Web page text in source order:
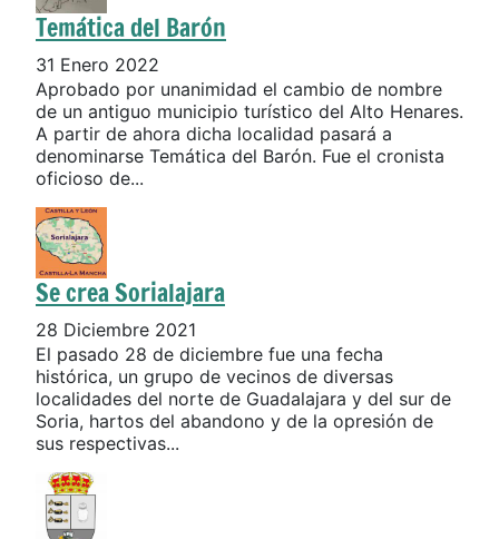
Temática del Barón
31 Enero 2022
Aprobado por unanimidad el cambio de nombre
de un antiguo municipio turístico del Alto Henares.
A partir de ahora dicha localidad pasará a
denominarse Temática del Barón. Fue el cronista
oficioso de...
Se crea Sorialajara
28 Diciembre 2021
El pasado 28 de diciembre fue una fecha
histórica, un grupo de vecinos de diversas
localidades del norte de Guadalajara y del sur de
Soria, hartos del abandono y de la opresión de
sus respectivas...